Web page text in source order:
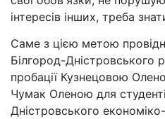
інтересів інших, треба
Саме з цією метою
Білгород-Дністровського
пробації Кузнецовою
Чумак Оленою для
Дністровського